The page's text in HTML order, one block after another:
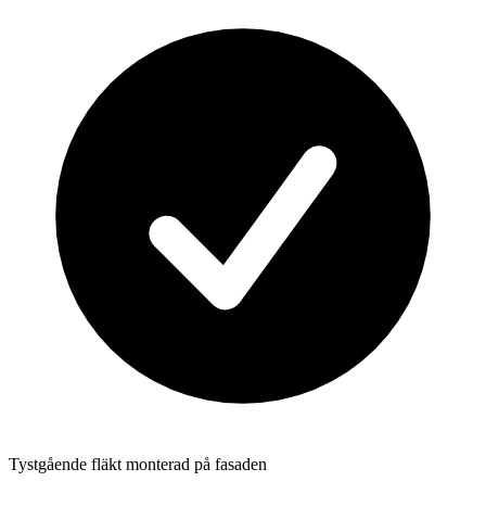
Tystgående fläkt monterad på fasaden